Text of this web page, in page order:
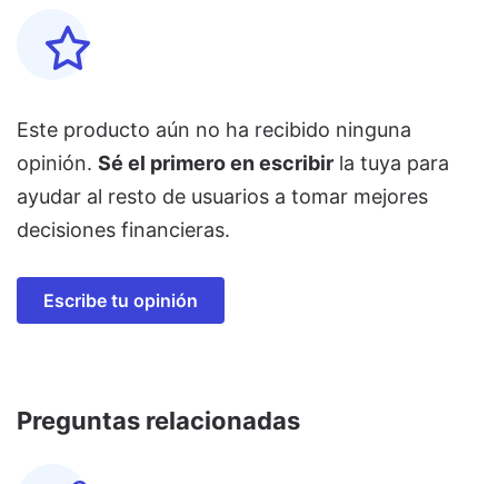
Este producto aún no ha recibido ninguna
opinión. Sé el primero en escribir la tuya para
ayudar al resto de usuarios a tomar mejores
decisiones financieras.
Escribe tu opinión
Preguntas relacionadas